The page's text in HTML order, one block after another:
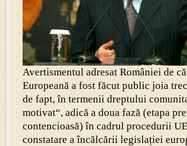
Avertismentul adresat României de
Europeană a fost făcut public joia
de fapt, în termenii dreptului
motivat“, adică a doua fază (etapa
contencioasă) în cadrul procedurii
constatare a încălcării legislației